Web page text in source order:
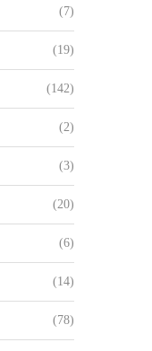
(7)
(19)
(142)
(2)
(3)
(20)
(6)
(14)
(78)